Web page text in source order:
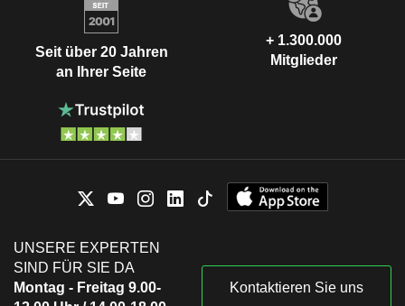
Seit über 20 Jahren
an Ihrer Seite
+ 1.300.000
Mitglieder
UNSERE EXPERTEN
SIND FÜR SIE DA
Montag - Freitag 9.00-
Kontaktieren Sie uns